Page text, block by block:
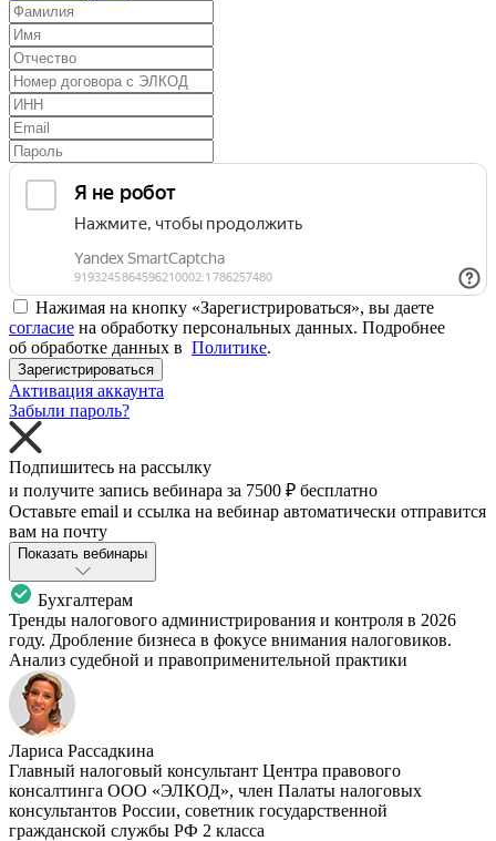
Нажимая на кнопку «Зарегистрироваться», вы даете
согласие на обработку персональных данных. Подробнее
об обработке данных в Политике.
Зарегистрироваться
Активация аккаунта
Забыли пароль?
Подпишитесь на рассылку
и получите запись вебинара за 7500 ₽ бесплатно
Оставьте email и ссылка на вебинар автоматически отправится
вам на почту
Показать вебинары
Бухгалтерам
Тренды налогового администрирования и контроля в 2026
году. Дробление бизнеса в фокусе внимания налоговиков.
Анализ судебной и правоприменительной практики
Лариса Рассадкина
Главный налоговый консультант Центра правового
консалтинга ООО «ЭЛКОД», член Палаты налоговых
консультантов России, советник государственной
гражданской службы РФ 2 класса